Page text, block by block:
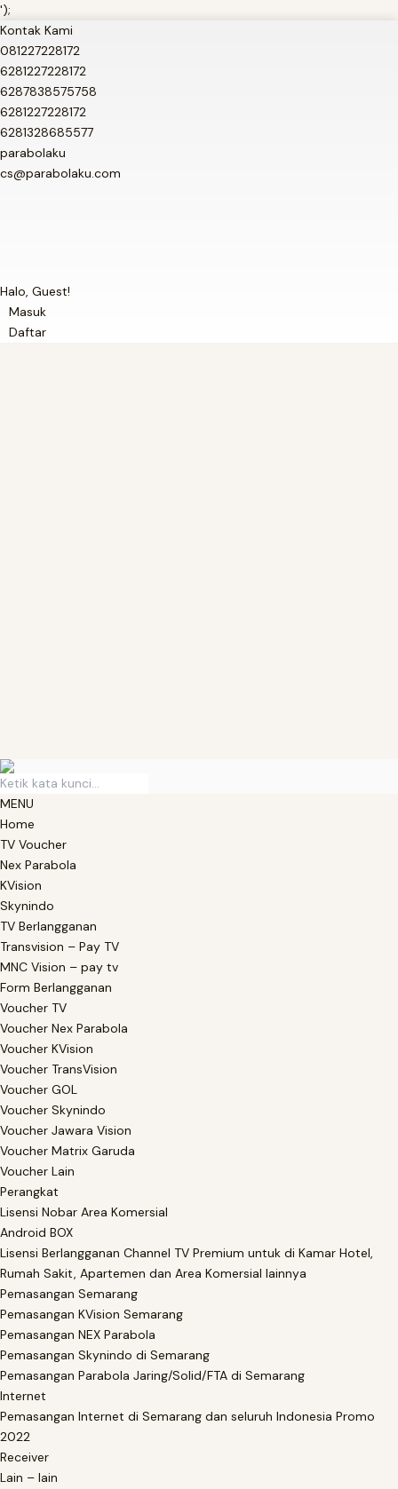
');
Kontak Kami
081227228172
6281227228172
6287838575758
6281227228172
6281328685577
parabolaku
cs@parabolaku.com
Halo, Guest!
Masuk
Daftar
MENU
Home
TV Voucher
Nex Parabola
KVision
Skynindo
TV Berlangganan
Transvision – Pay TV
MNC Vision – pay tv
Form Berlangganan
Voucher TV
Voucher Nex Parabola
Voucher KVision
Voucher TransVision
Voucher GOL
Voucher Skynindo
Voucher Jawara Vision
Voucher Matrix Garuda
Voucher Lain
Perangkat
Lisensi Nobar Area Komersial
Android BOX
Lisensi Berlangganan Channel TV Premium untuk di Kamar Hotel,
Rumah Sakit, Apartemen dan Area Komersial lainnya
Pemasangan Semarang
Pemasangan KVision Semarang
Pemasangan NEX Parabola
Pemasangan Skynindo di Semarang
Pemasangan Parabola Jaring/Solid/FTA di Semarang
Internet
Pemasangan Internet di Semarang dan seluruh Indonesia Promo
2022
Receiver
Lain – lain